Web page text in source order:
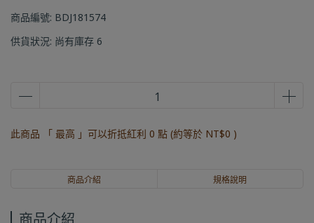
商品編號: BDJ181574
供貨狀況: 尚有庫存 6
此商品 「 最高 」可以折抵紅利 0 點 (約等於 NT$0 )
商品介紹 規格說明
商品介紹